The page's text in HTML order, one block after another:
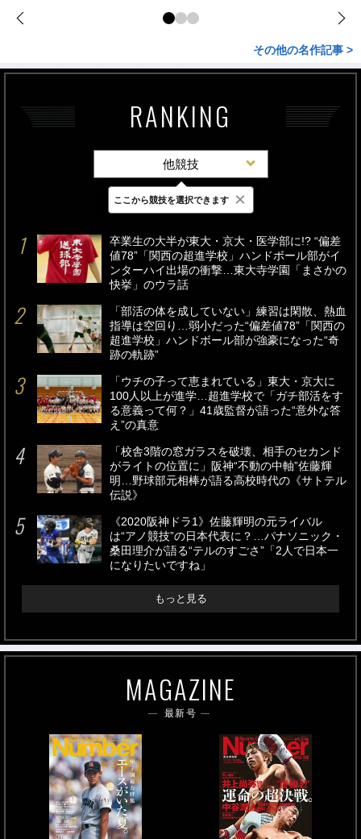
その他の名作記事 >
RANKING
他競技
最新 24時間 週間
卒業生の大半が東大・京大・医学部に!? “偏差
値78”「関西の超進学校」ハンドボール部がイ
ンターハイ出場の衝撃…東大寺学園「まさかの
快挙」のウラ話
「部活の体を成していない」練習は閑散、熱血
指導は空回り…弱小だった“偏差値78”「関西の
超進学校」ハンドボール部が強豪になった“奇
跡の軌跡”
「ウチの子って恵まれている」東大・京大に
100人以上が進学…超進学校で「ガチ部活をす
る意義って何？」41歳監督が語った“意外な答
え”の真意
「校舎3階の窓ガラスを破壊、相手のセカンド
がライトの位置に」阪神“不動の中軸”佐藤輝
明…野球部元相棒が語る高校時代の《サトテル
伝説》
《2020阪神ドラ1》佐藤輝明の元ライバル
は“アノ競技”の日本代表に？…パナソニック・
桑田理介が語る“テルのすごさ”「2人で日本一
になりたいですね」
もっと見る
MAGAZINE
最新号
ここから競技を選択できます ×